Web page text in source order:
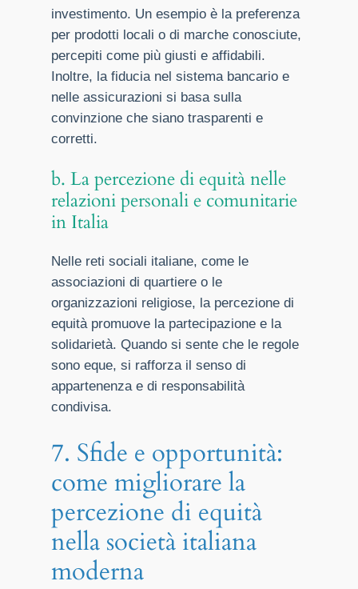
investimento. Un esempio è la preferenza
per prodotti locali o di marche conosciute,
percepiti come più giusti e affidabili.
Inoltre, la fiducia nel sistema bancario e
nelle assicurazioni si basa sulla
convinzione che siano trasparenti e
corretti.
b. La percezione di equità nelle
relazioni personali e comunitarie
in Italia
Nelle reti sociali italiane, come le
associazioni di quartiere o le
organizzazioni religiose, la percezione di
equità promuove la partecipazione e la
solidarietà. Quando si sente che le regole
sono eque, si rafforza il senso di
appartenenza e di responsabilità
condivisa.
7. Sfide e opportunità:
come migliorare la
percezione di equità
nella società italiana
moderna